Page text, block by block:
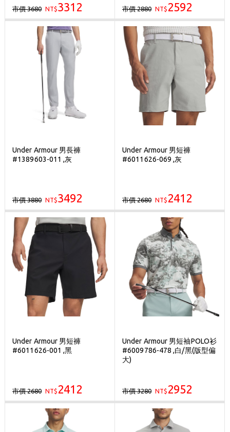
市價 3680 NT$3312 市價 2880 NT$ 2592
Under Armour 男長褲
#1389603-011 ,灰
市價 3880 NT$3492
Under Armour 男短褲
#6011626-069 ,灰
市價 2680 NT$ 2412
Under Armour 男短褲
#6011626-001 ,黑
市價 2680 NT$ 2412
Under Armour 男短袖POLO衫
#6009786-478 ,白/黑(版型偏
大)
市價 3280 NT$ 2952